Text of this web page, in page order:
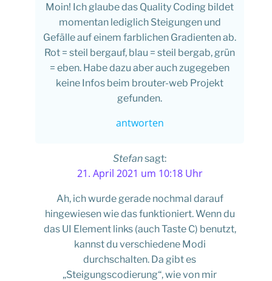
Moin! Ich glaube das Quality Coding bildet
momentan lediglich Steigungen und
Gefälle auf einem farblichen Gradienten ab.
Rot = steil bergauf, blau = steil bergab, grün
= eben. Habe dazu aber auch zugegeben
keine Infos beim brouter-web Projekt
gefunden.
antworten
Stefansagt:
21. April 2021 um 10:18 Uhr
Ah, ich wurde gerade nochmal darauf
hingewiesen wie das funktioniert. Wenn du
das UI Element links (auch Taste C) benutzt,
kannst du verschiedene Modi
durchschalten. Da gibt es
„Steigungscodierung“, wie von mir